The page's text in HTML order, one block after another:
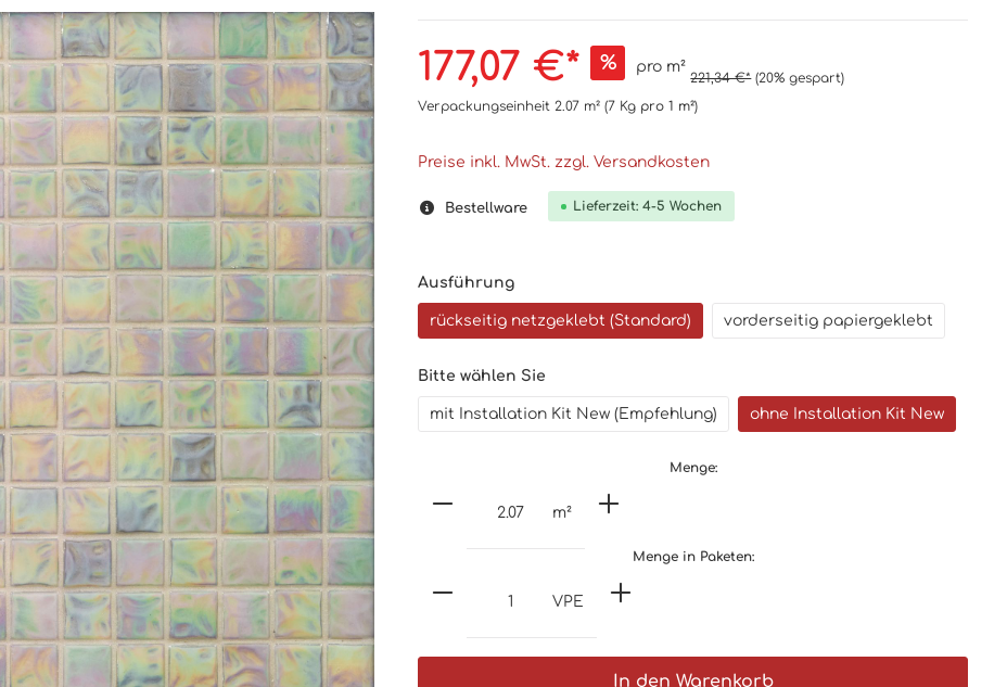
177,07 €* % pro m²
221,34 €* (20% gespart)
Verpackungseinheit 2.07 m²(7 Kg pro 1 m²)
Preise inkl. MwSt. zzgl. Versandkosten
Bestellware Lieferzeit: 4-5 Wochen
Ausführung
rückseitig netzgeklebt (Standard) vorderseitig papiergeklebt
Bitte wählen Sie
mit Installation Kit New (Empfehlung) ohne Installation Kit New
Menge:
m²
Menge in Paketen:
VPE
In den Warenkorb